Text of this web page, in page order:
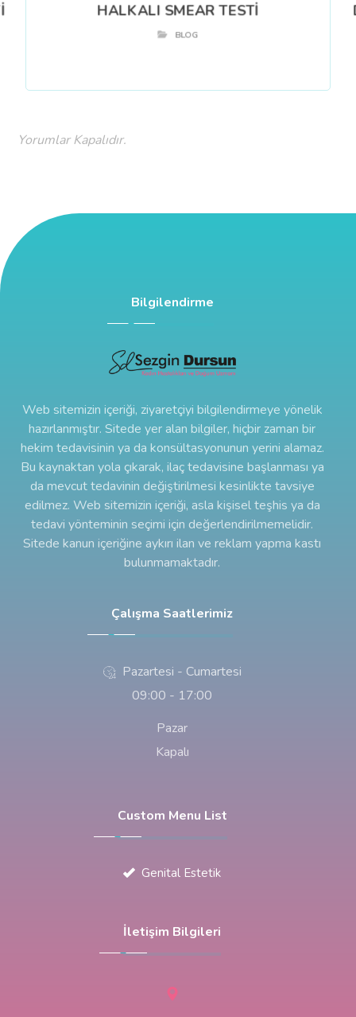
HALKALI SMEAR TESTİ
BLOG
Yorumlar Kapalıdır.
Bilgilendirme
Web sitemizin içeriği, ziyaretçiyi bilgilendirmeye yönelik
hazırlanmıştır. Sitede yer alan bilgiler, hiçbir zaman bir
hekim tedavisinin ya da konsültasyonunun yerini alamaz.
Bu kaynaktan yola çıkarak, ilaç tedavisine başlanması ya
da mevcut tedavinin değiştirilmesi kesinlikte tavsiye
edilmez. Web sitemizin içeriği, asla kişisel teşhis ya da
tedavi yönteminin seçimi için değerlendirilmemelidir.
Sitede kanun içeriğine aykırı ilan ve reklam yapma kastı
bulunmamaktadır.
Çalışma Saatlerimiz
Pazartesi - Cumartesi
09:00 - 17:00
Pazar
Kapalı
Custom Menu List
Genital Estetik
İletişim Bilgileri